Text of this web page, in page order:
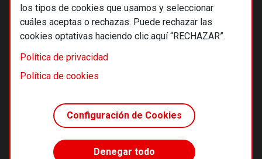
los tipos de cookies que usamos y seleccionar
cuáles aceptas o rechazas. Puede rechazar las
cookies optativas haciendo clic aquí “RECHAZAR”.
Política de privacidad
Política de cookies
Configuración de Cookies
Denegar todo
© 2026 Alternativas económicas SCCL
Footer
Términos y condiciones de uso
Política de cookies
Principios editoriales